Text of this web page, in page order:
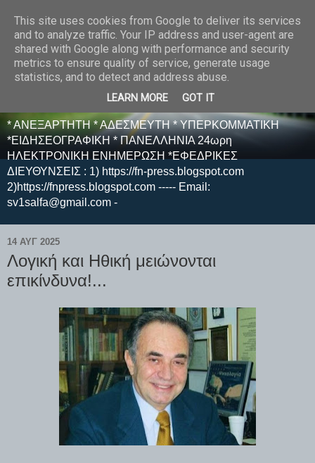
E F E N P R E S S -
ΗΛΕΚΤΡΟΝΙΚΗ
ΕΦΗΜΕΡΙΔΑ
* ΑΝΕΞΑΡΤΗΤΗ * ΑΔΕΣΜΕΥΤΗ * ΥΠΕΡΚΟΜΜΑΤΙΚΗ
*ΕΙΔΗΣΕΟΓΡΑΦΙΚΗ * ΠΑΝΕΛΛΗΝΙΑ 24ωρη
ΗΛΕΚΤΡΟΝΙΚΗ ΕΝΗΜΕΡΩΣΗ *ΕΦΕΔΡΙΚΕΣ
ΔΙΕΥΘΥΝΣΕΙΣ : 1) https://fn-press.blogspot.com
2)https://fnpress.blogspot.com ----- Email:
sv1salfa@gmail.com -
14 ΑΥΓ 2025
Λογική και Ηθική μειώνονται
επικίνδυνα!...
This site uses cookies from Google to deliver its services
and to analyze traffic. Your IP address and user-agent are
shared with Google along with performance and security
metrics to ensure quality of service, generate usage
statistics, and to detect and address abuse.
LEARN MORE GOT IT